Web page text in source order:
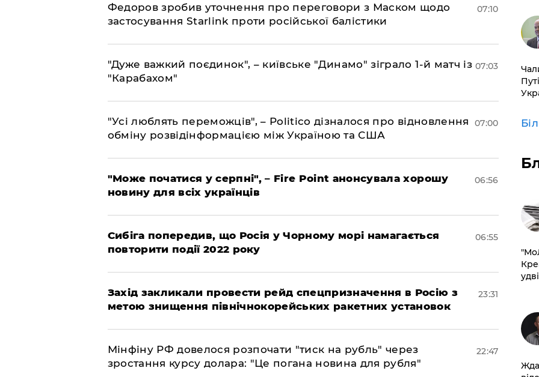
Федоров зробив уточнення про переговори з Маском щодо
застосування Starlink проти російської балістики
07:10
"Дуже важкий поєдинок", – київське "Динамо" зіграло 1-й матч із
"Карабахом"
07:03
"Усі люблять переможців", – Politico дізналося про відновлення
обміну розвідінформацією між Україною та США
07:00
"Може початися у серпні", – Fire Point анонсувала хорошу
новину для всіх українців
06:56
Сибіга попередив, що Росія у Чорному морі намагається
повторити події 2022 року
06:55
​Захід закликали провести рейд спецпризначення в Росію з
метою знищення північнокорейських ракетних установок
23:31
​Мінфіну РФ довелося розпочати "тиск на рубль" через
зростання курсу долара: "Це погана новина для рубля"
22:47